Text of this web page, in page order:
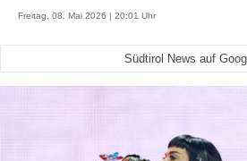
Freitag, 08. Mai 2026 | 20:01 Uhr
Südtirol News auf